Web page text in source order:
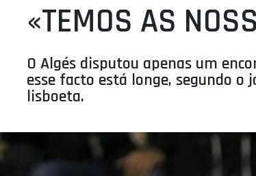
COMPETIÇÕES
ASSOCIAÇÕES
CLUBES
AGENTES
SELEÇÕES
MINIBASQUETE
«TEMOS AS
O Algés disputou apenas um
esse facto está longe, segundo
lisboeta.